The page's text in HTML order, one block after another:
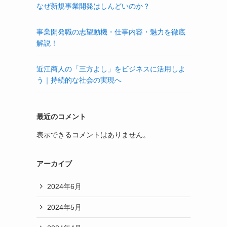
なぜ新規事業開発はしんどいのか？
事業開発職の志望動機・仕事内容・魅力を徹底
解説！
近江商人の「三方よし」をビジネスに活用しよ
う｜持続的な社会の実現へ
最近のコメント
表示できるコメントはありません。
アーカイブ
2024年6月
2024年5月